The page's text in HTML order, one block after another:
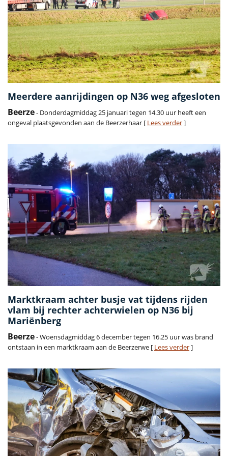
Meerdere aanrijdingen op N36 weg afgesloten
Beerze- Donderdagmiddag 25 januari tegen 14.30 uur heeft een
ongeval plaatsgevonden aan de Beerzerhaar [ Lees verder]
Marktkraam achter busje vat tijdens rijden
vlam bij rechter achterwielen op N36 bij
Mariënberg
Beerze- Woensdagmiddag 6 december tegen 16.25 uur was brand
ontstaan in een marktkraam aan de Beerzerwe [ Lees verder]